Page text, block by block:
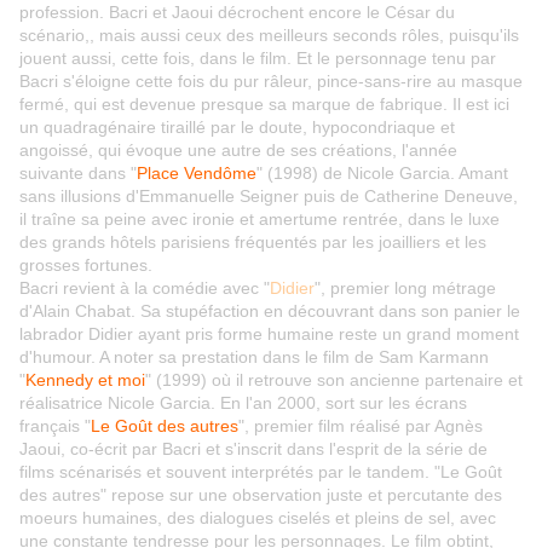
profession. Bacri et Jaoui décrochent encore le César du
scénario,, mais aussi ceux des meilleurs seconds rôles, puisqu'ils
jouent aussi, cette fois, dans le film. Et le personnage tenu par
Bacri s'éloigne cette fois du pur râleur, pince-sans-rire au masque
fermé, qui est devenue presque sa marque de fabrique. Il est ici
un quadragénaire tiraillé par le doute, hypocondriaque et
angoissé, qui évoque une autre de ses créations, l'année
suivante dans "Place Vendôme" (1998) de Nicole Garcia. Amant
sans illusions d'Emmanuelle Seigner puis de Catherine Deneuve,
il traîne sa peine avec ironie et amertume rentrée, dans le luxe
des grands hôtels parisiens fréquentés par les joailliers et les
grosses fortunes.
Bacri revient à la comédie avec "Didier", premier long métrage
d'Alain Chabat. Sa stupéfaction en découvrant dans son panier le
labrador Didier ayant pris forme humaine reste un grand moment
d'humour. A noter sa prestation dans le film de Sam Karmann
"Kennedy et moi" (1999) où il retrouve son ancienne partenaire et
réalisatrice Nicole Garcia. En l'an 2000, sort sur les écrans
français "Le Goût des autres", premier film réalisé par Agnès
Jaoui, co-écrit par Bacri et s'inscrit dans l'esprit de la série de
films scénarisés et souvent interprétés par le tandem. "Le Goût
des autres" repose sur une observation juste et percutante des
moeurs humaines, des dialogues ciselés et pleins de sel, avec
une constante tendresse pour les personnages. Le film obtint,